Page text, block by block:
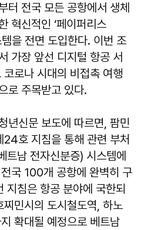
터 전국 모든 공항에서 생체
혁신적인 ‘페이퍼리스
을 전면 도입한다. 이번 조
가장 앞선 디지털 항공 서
로나 시대의 비접촉 여행
로 주목받고 있다.
년신문 보도에 따르면, 팜민
호 지침을 통해 관련 부처
남 전자신분증) 시스템에
국 100개 공항에 완벽히 구
지침은 항공 분야에 국한되
민시의 도시철도역, 하노
확대될 예정으로 베트남